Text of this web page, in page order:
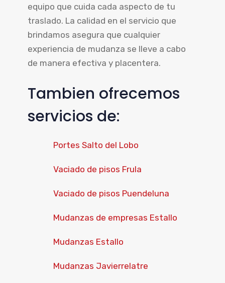
equipo que cuida cada aspecto de tu
traslado. La calidad en el servicio que
brindamos asegura que cualquier
experiencia de mudanza se lleve a cabo
de manera efectiva y placentera.
Tambien ofrecemos
servicios de:
Portes Salto del Lobo
Vaciado de pisos Frula
Vaciado de pisos Puendeluna
Mudanzas de empresas Estallo
Mudanzas Estallo
Mudanzas Javierrelatre